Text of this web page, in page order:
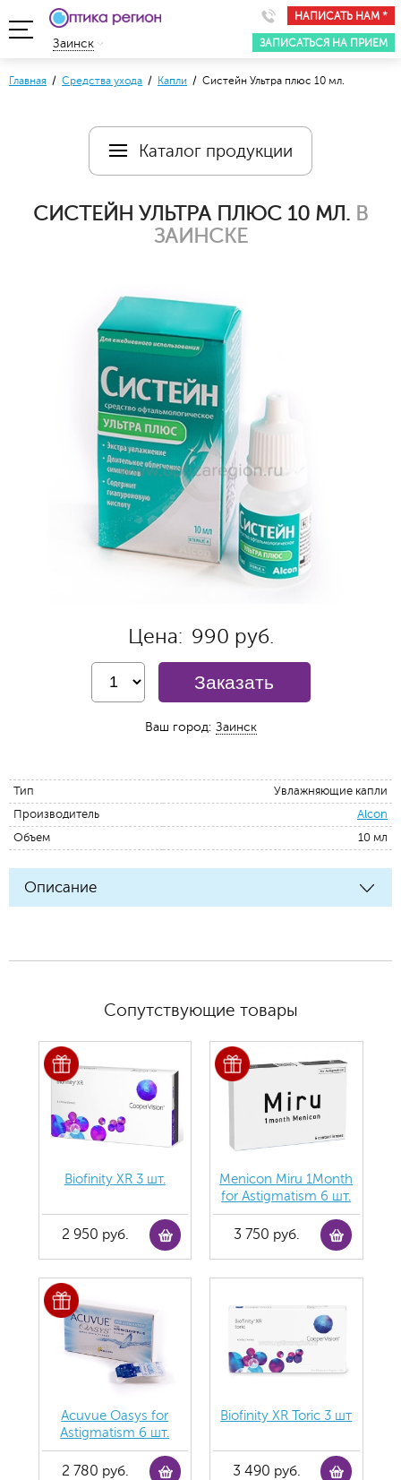
НАПИСАТЬ НАМ *
ЗАПИСАТЬСЯ НА ПРИЕМ
Заинск
Главная / Средства ухода / Капли / Систейн Ультра плюс 10 мл.
Каталог продукции
СИСТЕЙН УЛЬТРА ПЛЮС 10 МЛ. В
ЗАИНСКЕ
Цена: 990 руб.
Заказать
Ваш город: Заинск
Тип
Увлажняющие капли
Производитель
Alcon
Объем
10 мл
Описание
Сопутствующие товары
Biofinity ХR 3 шт.
2 950 руб.
Menicon Miru 1Month
for Astigmatism 6 шт.
3 750 руб.
Acuvue Oasys for
Astigmatism 6 шт.
2 780 руб.
Biofinity XR Toric 3 шт
3 490 руб.